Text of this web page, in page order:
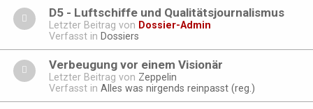
D5 - Luftschiffe und Qualitätsjournalismus
Letzter Beitrag von Dossier-Admin
Verfasst in Dossiers
Verbeugung vor einem Visionär
Letzter Beitrag von Zeppelin
Verfasst in Alles was nirgends reinpasst (reg.)